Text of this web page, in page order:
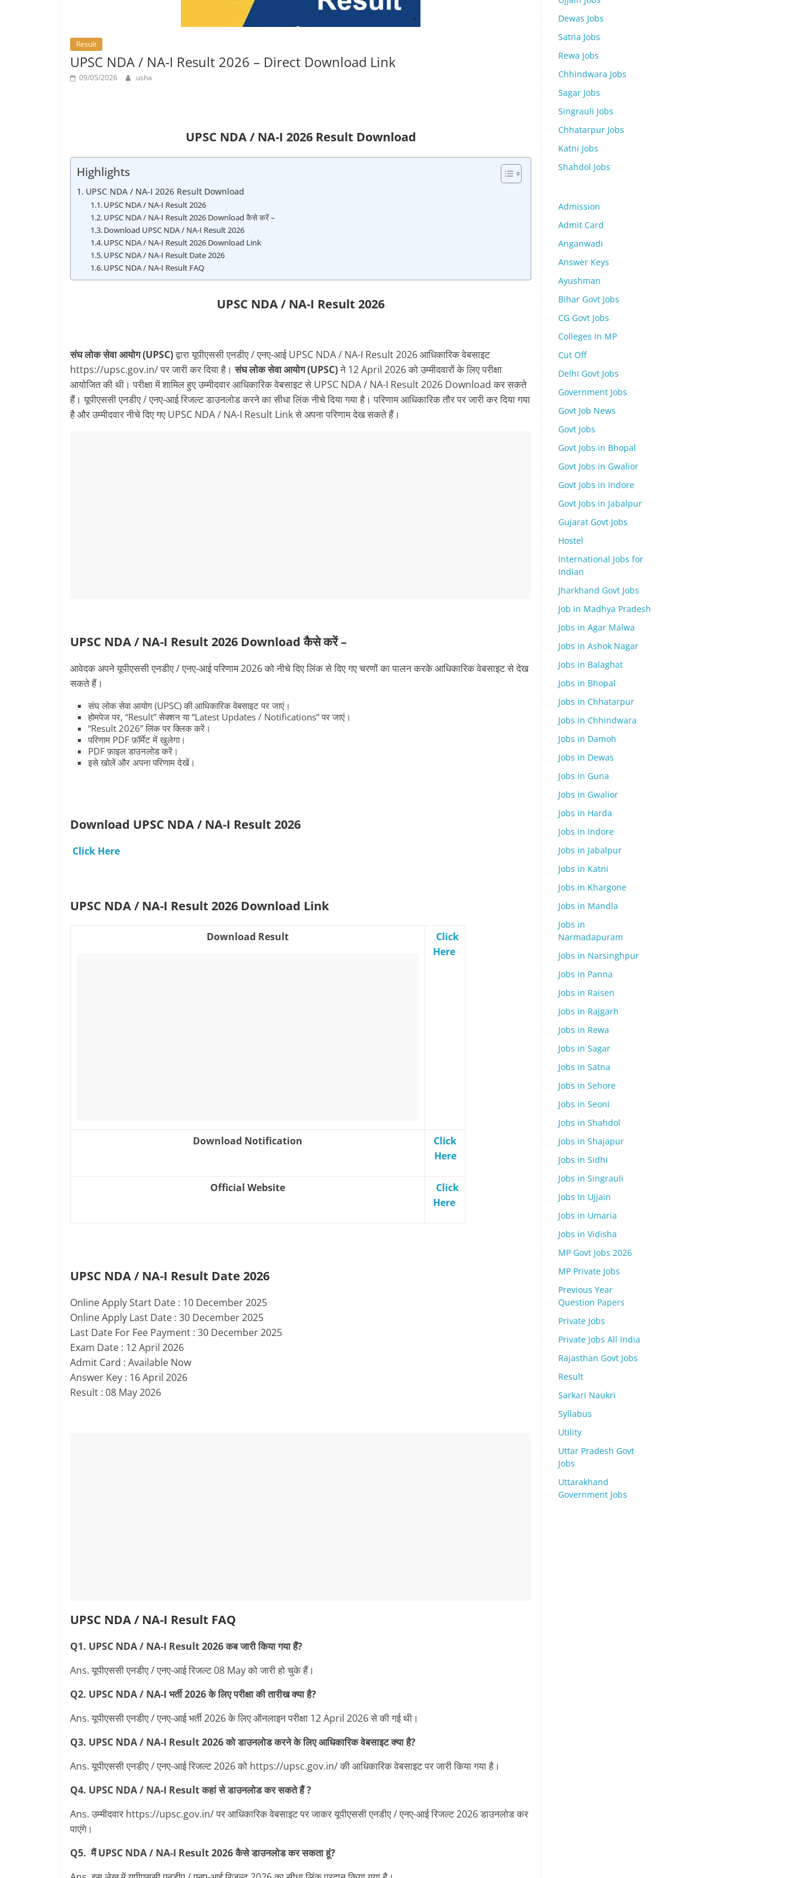
Result
UPSC NDA / NA-I Result 2026 – Direct Download Link
09/05/2026 usha
UPSC NDA / NA-I 2026 Result Download
Highlights
UPSC NDA / NA-I 2026 Result Download
UPSC NDA / NA-I Result 2026
UPSC NDA / NA-I Result 2026 Download कैसे करें –
Download UPSC NDA / NA-I Result 2026
UPSC NDA / NA-I Result 2026 Download Link
UPSC NDA / NA-I Result Date 2026
UPSC NDA / NA-I Result FAQ
UPSC NDA / NA-I Result 2026
संघ लोक सेवा आयोग (UPSC)द्वारा यूपीएससी एनडीए / एनए-आई UPSC NDA / NA-I Result 2026 आधिकारिक वेबसाइट
https://upsc.gov.in/ पर जारी कर दिया है।संघ लोक सेवा आयोग (UPSC)ने 12 April 2026 को उम्मीदवारों के लिए परीक्षा
आयोजित की थी। परीक्षा में शामिल हुए उम्मीदवार आधिकारिक वेबसाइट से UPSC NDA / NA-I Result 2026 Download कर सकते
हैं। यूपीएससी एनडीए / एनए-आई रिजल्ट डाउनलोड करने का सीधा लिंक नीचे दिया गया है। परिणाम आधिकारिक तौर पर जारी कर दिया गया
है और उम्मीदवार नीचे दिए गए UPSC NDA / NA-I Result Link से अपना परिणाम देख सकते हैं।
UPSC NDA / NA-I Result 2026 Download कैसे करें –
आवेदक अपने यूपीएससी एनडीए / एनए-आई परिणाम 2026 को नीचे दिए लिंक से दिए गए चरणों का पालन करके आधिकारिक वेबसाइट से देख
सकते हैं।
संघ लोक सेवा आयोग (UPSC) की आधिकारिक वेबसाइट पर जाएं।
होमपेज पर, “Result” सेक्शन या “Latest Updates / Notifications” पर जाएं।
“Result 2026” लिंक पर क्लिक करें।
परिणाम PDF फ़ॉर्मेट में खुलेगा।
PDF फ़ाइल डाउनलोड करें।
इसे खोलें और अपना परिणाम देखें।
Download UPSC NDA / NA-I Result 2026
Click Here
UPSC NDA / NA-I Result 2026 Download Link
Download Result
Click
Here
Download Notification
Click
Here
Official Website
Click
Here
UPSC NDA / NA-I Result Date 2026
Online Apply Start Date : 10 December 2025
Online Apply Last Date : 30 December 2025
Last Date For Fee Payment : 30 December 2025
Exam Date : 12 April 2026
Admit Card : Available Now
Answer Key : 16 April 2026
Result : 08 May 2026
UPSC NDA / NA-I Result FAQ
Q1. UPSC NDA / NA-I Result 2026 कब जारी किया गया हैं?
Ans. यूपीएससी एनडीए / एनए-आई रिजल्‍ट 08 May को जारी हो चुके हैं।
Q2. UPSC NDA / NA-I भर्ती 2026 के लिए परीक्षा की तारीख क्या है?
Ans. यूपीएससी एनडीए / एनए-आई भर्ती 2026 के लिए ऑनलाइन परीक्षा 12 April 2026 से की गई थी।
Q3. UPSC NDA / NA-I Result 2026 को डाउनलोड करने के लिए आधिकारिक वेबसाइट क्या है?
Ans. यूपीएससी एनडीए / एनए-आई रिजल्ट 2026 को https://upsc.gov.in/ की आधिकारिक वेबसाइट पर जारी किया गया है।
Q4. UPSC NDA / NA-I Result कहां से डाउनलोड कर सकते हैं ?
Ans. उम्मीदवार https://upsc.gov.in/ पर आधिकारिक वेबसाइट पर जाकर यूपीएससी एनडीए / एनए-आई रिजल्ट 2026 डाउनलोड कर
पाएंगे।
Q5. मैं UPSC NDA / NA-I Result 2026 कैसे डाउनलोड कर सकता हूं?
Dewas Jobs
Satna Jobs
Rewa Jobs
Chhindwara Jobs
Sagar Jobs
Singrauli Jobs
Chhatarpur Jobs
Katni Jobs
Shahdol Jobs
Admission
Admit Card
Anganwadi
Answer Keys
Ayushman
Bihar Govt Jobs
CG Govt Jobs
Colleges In MP
Cut Off
Delhi Govt Jobs
Government Jobs
Govt Job News
Govt Jobs
Govt Jobs in Bhopal
Govt Jobs in Gwalior
Govt Jobs in Indore
Govt Jobs in Jabalpur
Gujarat Govt Jobs
Hostel
International Jobs for
Indian
Jharkhand Govt Jobs
Job in Madhya Pradesh
Jobs in Agar Malwa
Jobs in Ashok Nagar
Jobs in Balaghat
Jobs in Bhopal
Jobs in Chhatarpur
Jobs in Chhindwara
Jobs in Damoh
Jobs in Dewas
Jobs in Guna
Jobs in Gwalior
Jobs in Harda
Jobs in Indore
Jobs in Jabalpur
Jobs in Katni
Jobs in Khargone
Jobs in Mandla
Jobs in
Narmadapuram
Jobs in Narsinghpur
Jobs in Panna
Jobs in Raisen
Jobs in Rajgarh
Jobs in Rewa
Jobs in Sagar
Jobs in Satna
Jobs in Sehore
Jobs in Seoni
Jobs in Shahdol
Jobs in Shajapur
Jobs in Sidhi
Jobs in Singrauli
Jobs In Ujjain
Jobs in Umaria
Jobs in Vidisha
MP Govt Jobs 2026
MP Private Jobs
Previous Year
Question Papers
Private Jobs
Private Jobs All India
Rajasthan Govt Jobs
Result
Sarkari Naukri
Syllabus
Utility
Uttar Pradesh Govt
Jobs
Uttarakhand
Government Jobs